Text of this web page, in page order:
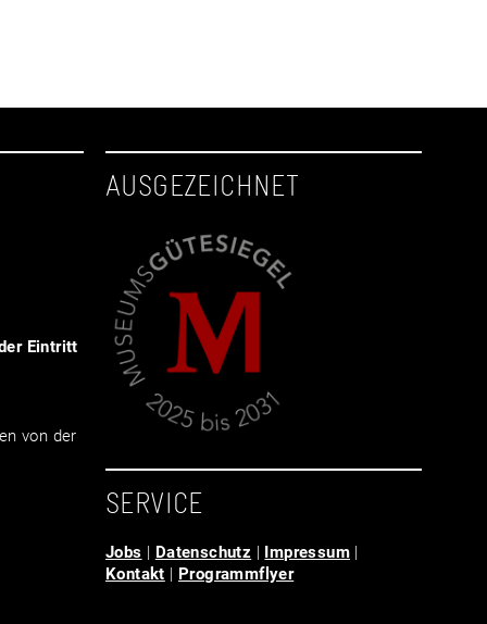
Eintritt
von der
AUSGEZEICHNET
SERVICE
Jobs | Datenschutz | Impressum |
Kontakt | Programmflyer